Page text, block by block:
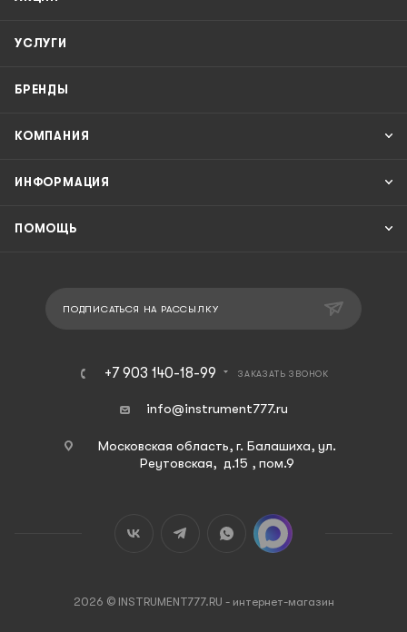
УСЛУГИ
БРЕНДЫ
КОМПАНИЯ
ИНФОРМАЦИЯ
ПОМОЩЬ
ПОДПИСАТЬСЯ НА РАССЫЛКУ
+7 903 140-18-99 ЗАКАЗАТЬ ЗВОНОК
info@instrument777.ru
Московская область, г. Балашиха, ул.
Реутовская, д.15 , пом.9
2026 © INSTRUMENT777.RU - интернет-магазин